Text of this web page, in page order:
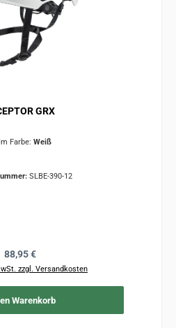
GRX
Farbe: Weiß
SLBE-390-12
Regulärer Preis:
88,95 €
zzgl. Versandkosten
Warenkorb